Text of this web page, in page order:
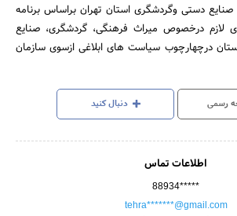
دستی وگردشگری استان تهران براساس برنامه
لازم درخصوص میراث فرهنگی، گردشگری، صنایع
درچهارچوب سیاست های ابلاغی ازسوی سازمان
رسمی دنبال کنید
اطلاعات تماس
88934*****
tehra*******@gmail.com